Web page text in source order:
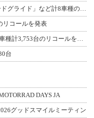
【ハーレー】「スポーツスターS」「ロードグライド」など計8車種のリコールを発表
リコールを発表
【トライアンフ】ボンネビル T100 など6車種計3,753台のリコールを発表
台
DAYS JA
グッドスマイルミーティン